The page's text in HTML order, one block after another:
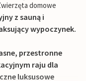
domowe
z sauną i
wypoczynek.
przestronne
raju dla
luksusowe